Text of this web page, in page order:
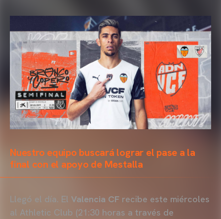
Nuestro equipo buscará lograr el pase a la
final con el apoyo de Mestalla
Llegó el día. El Valencia CF recibe este miércoles
al Athletic Club (21:30 horas a través de